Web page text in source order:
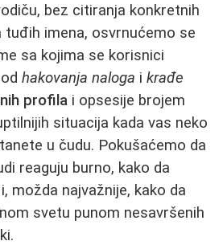
bez citiranja konkretnih
tuđih imena, osvrnućemo se
sa kojima se korisnici
hakovanja naloga i krađe
profila i opsesije brojem
situacija kada vas neko
u čudu. Pokušaćemo da
reaguju burno, kako da
možda najvažnije, kako da
svetu punom nesavršenih